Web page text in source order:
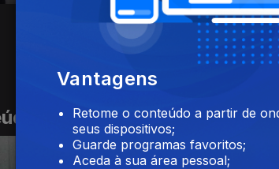
Ep. 2 03 fev. 2023
faz parte de
Vantagens
Retome o conteúdo a partir de
seus dispositivos;
Guarde programas favoritos;
Aceda à sua área pessoal;